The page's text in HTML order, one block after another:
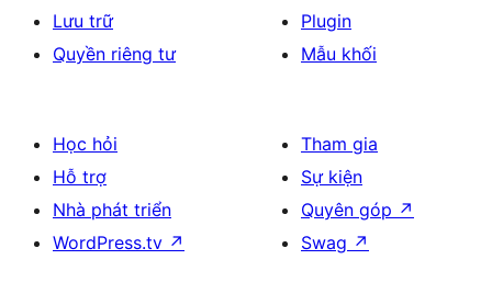
Lưu trữ
Quyền riêng tư
Plugin
Mẫu khối
Học hỏi
Hỗ trợ
Nhà phát triển
WordPress.tv ↗
Tham gia
Sự kiện
Quyên góp ↗
Swag ↗